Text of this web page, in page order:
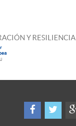
Y RESILIENCIA